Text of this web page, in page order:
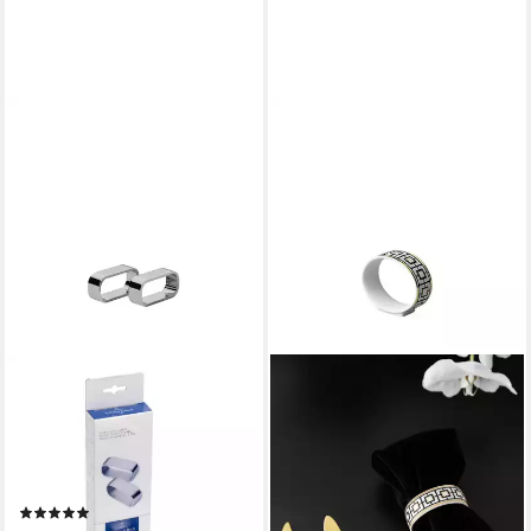
VILLEROY & BOCH
Serviettenring Daily Line 2
Serviettenringe 56mm,
Edelstahl, (2-tlg), Edelstahl, 2
Stck, spülmaschinenfest